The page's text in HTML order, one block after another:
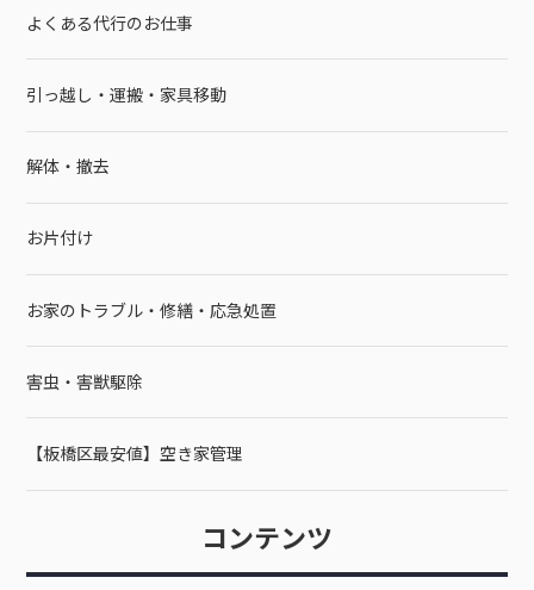
よくある代行のお仕事
引っ越し・運搬・家具移動
解体・撤去
お片付け
お家のトラブル・修繕・応急処置
害虫・害獣駆除
【板橋区最安値】空き家管理
コンテンツ